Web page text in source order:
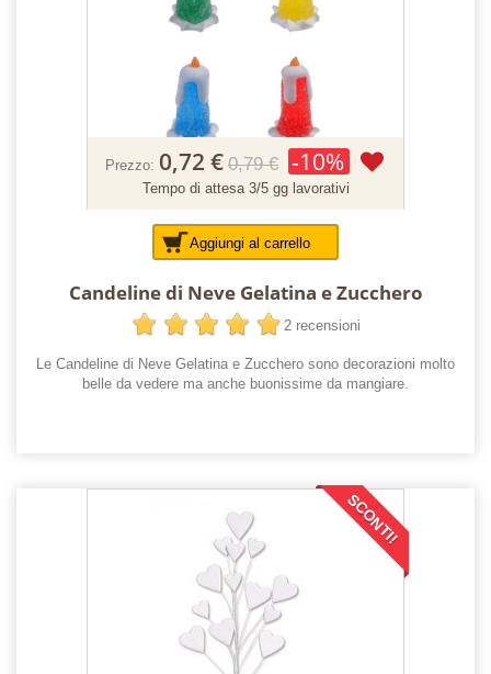
Prezzo: 0,72 € 0,79 € -10%
Tempo di attesa 3/5 gg lavorativi
Aggiungi al carrello
Candeline di Neve Gelatina e Zucchero
2 recensioni
Le Candeline di Neve Gelatina e Zucchero sono decorazioni molto
belle da vedere ma anche buonissime da mangiare.
SCONTI!